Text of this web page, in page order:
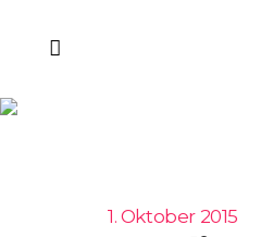
1. Oktober 2015